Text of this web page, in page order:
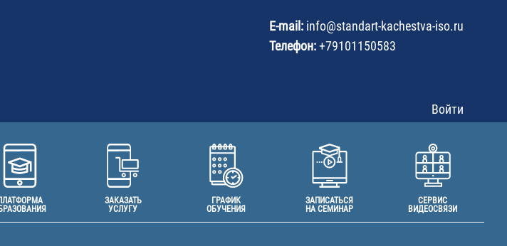
E-mail: info@standart-kachestva-iso.ru
Телефон:+79101150583
Войти
ЗАКАЗАТЬ
УСЛУГУ
ГРАФИК
ОБУЧЕНИЯ
ЗАПИСАТЬСЯ
НА СЕМИНАР
СЕРВИС
ВИДЕОСВЯЗИ